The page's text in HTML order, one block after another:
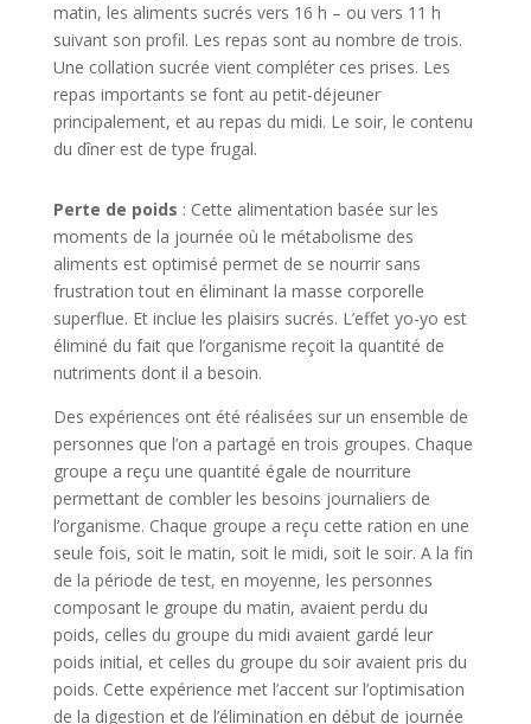
matin, les aliments sucrés vers 16 h – ou vers 11 h
suivant son profil. Les repas sont au nombre de trois.
Une collation sucrée vient compléter ces prises. Les
repas importants se font au petit-déjeuner
principalement, et au repas du midi. Le soir, le contenu
du dîner est de type frugal.
Perte de poids : Cette alimentation basée sur les
moments de la journée où le métabolisme des
aliments est optimisé permet de se nourrir sans
frustration tout en éliminant la masse corporelle
superflue. Et inclue les plaisirs sucrés. L’effet yo-yo est
éliminé du fait que l’organisme reçoit la quantité de
nutriments dont il a besoin.
Des expériences ont été réalisées sur un ensemble de
personnes que l’on a partagé en trois groupes. Chaque
groupe a reçu une quantité égale de nourriture
permettant de combler les besoins journaliers de
l’organisme. Chaque groupe a reçu cette ration en une
seule fois, soit le matin, soit le midi, soit le soir. A la fin
de la période de test, en moyenne, les personnes
composant le groupe du matin, avaient perdu du
poids, celles du groupe du midi avaient gardé leur
poids initial, et celles du groupe du soir avaient pris du
poids. Cette expérience met l’accent sur l’optimisation
de la digestion et de l’élimination en début de journée